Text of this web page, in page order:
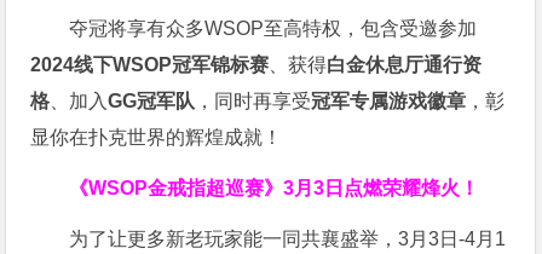
夺冠将享有众多WSOP至高特权，包含受邀参加
2024线下WSOP冠军锦标赛 、获得白金休息厅通行资
格 、加入GG冠军队 ，同时再享受冠军专属游戏徽章 ，彰
显你在扑克世界的辉煌成就！
《WSOP金戒指超巡赛》3月3日点燃荣耀烽火！
为了让更多新老玩家能一同共襄盛举，3月3日-4月1